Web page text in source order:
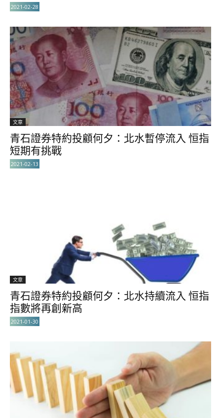
2021-02-28
文章
青石證券特約投顧何夕：北水暫停流入 恒指
短期有挑戰
2021-02-13
文章
青石證券特約投顧何夕：北水持續流入 恒指
指數將再創新高
2021-01-30